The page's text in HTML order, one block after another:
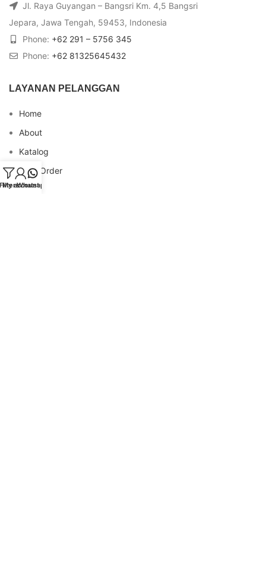
Jl. Raya Guyangan – Bangsri Km. 4,5 Bangsri
Jepara, Jawa Tengah, 59453, Indonesia
Phone: +62 291 – 5756 345
Phone: +62 81325645432
LAYANAN PELANGGAN
Home
About
Katalog
Cara Order
Blog
My account
Whatsapp